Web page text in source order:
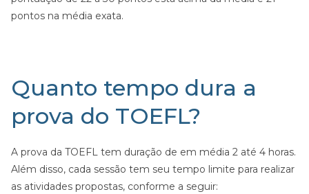
pontos na média exata.
Quanto tempo dura a
prova do TOEFL?
A prova da TOEFL tem duração de em média 2 até 4 horas.
Além disso, cada sessão tem seu tempo limite para realizar
as atividades propostas, conforme a seguir: